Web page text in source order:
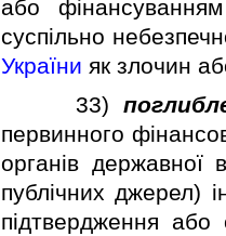
або
суспiльно
України як злочин
33)
первинного
органiв державної
публiчних джерел)
пiдтвердження або